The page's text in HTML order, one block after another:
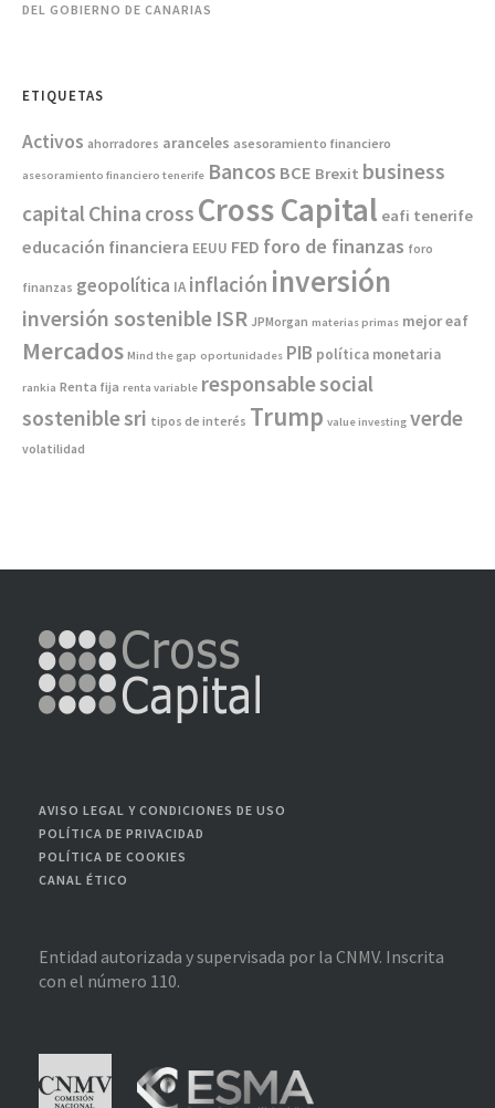
DEL GOBIERNO DE CANARIAS
ETIQUETAS
Activos ahorradores aranceles asesoramiento financiero
asesoramiento financiero tenerife Bancos BCE Brexit business
capitalChina cross Cross Capital eafi tenerife
educación financiera EEUU FED foro de finanzas foro
finanzas geopolítica IA inflación inversión
inversión sostenible ISR JPMorgan materias primas mejor eaf
Mercados Mind the gap oportunidades PIB política monetaria
rankia Renta fija renta variable responsablesocial
sosteniblesri tipos de interés Trump value investing verde
volatilidad
AVISO LEGAL Y CONDICIONES DE USO
POLÍTICA DE PRIVACIDAD
POLÍTICA DE COOKIES
CANAL ÉTICO
Entidad autorizada y supervisada por la CNMV. Inscrita
con el número 110.